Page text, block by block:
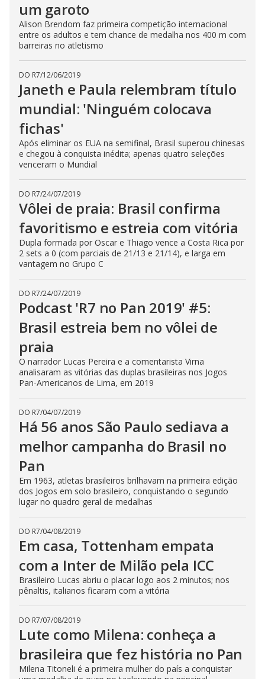
um garoto
Alison Brendom faz primeira competição internacional
entre os adultos e tem chance de medalha nos 400 m com
barreiras no atletismo
DO R7/12/06/2019
Janeth e Paula relembram título
mundial: 'Ninguém colocava
fichas'
Após eliminar os EUA na semifinal, Brasil superou chinesas
e chegou à conquista inédita; apenas quatro seleções
venceram o Mundial
DO R7/24/07/2019
Vôlei de praia: Brasil confirma
favoritismo e estreia com vitória
Dupla formada por Oscar e Thiago vence a Costa Rica por
2 sets a 0 (com parciais de 21/13 e 21/14), e larga em
vantagem no Grupo C
DO R7/24/07/2019
Podcast 'R7 no Pan 2019' #5:
Brasil estreia bem no vôlei de
praia
O narrador Lucas Pereira e a comentarista Virna
analisaram as vitórias das duplas brasileiras nos Jogos
Pan-Americanos de Lima, em 2019
DO R7/04/07/2019
Há 56 anos São Paulo sediava a
melhor campanha do Brasil no
Pan
Em 1963, atletas brasileiros brilhavam na primeira edição
dos Jogos em solo brasileiro, conquistando o segundo
lugar no quadro geral de medalhas
DO R7/04/08/2019
Em casa, Tottenham empata
com a Inter de Milão pela ICC
Brasileiro Lucas abriu o placar logo aos 2 minutos; nos
pênaltis, italianos ficaram com a vitória
DO R7/07/08/2019
Lute como Milena: conheça a
brasileira que fez história no Pan
Milena Titoneli é a primeira mulher do país a conquistar